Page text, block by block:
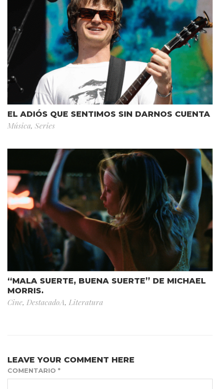
EL ADIÓS QUE SENTIMOS SIN DARNOS CUENTA
Música, Series
“MALA SUERTE, BUENA SUERTE” DE MICHAEL
MORRIS.
Cine, DestacadoA, Literatura
LEAVE YOUR COMMENT HERE
COMENTARIO *